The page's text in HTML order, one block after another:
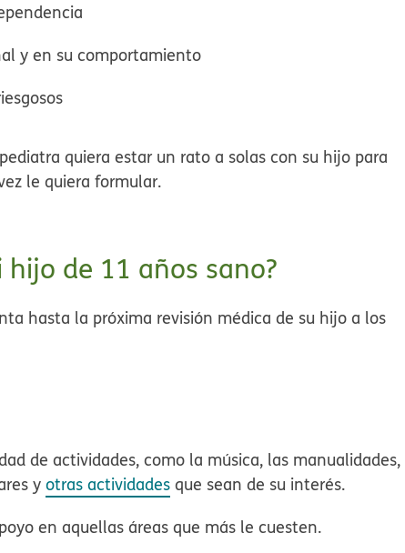
y en su comportamiento
quiera estar un rato a solas con su hijo para
le quiera formular.
de 11 años sano?
hasta la próxima revisión médica de su hijo a los
de actividades, como la música, las manualidades,
yotras actividades que sean de su interés.
en aquellas áreas que más le cuesten.